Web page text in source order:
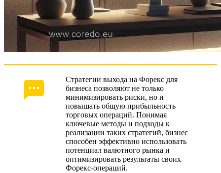
Стратегии выхода на Форекс для
бизнеса позволяют не только
минимизировать риски, но и
повышать общую прибыльность
торговых операций. Понимая
ключевые методы и подходы к
реализации таких стратегий, бизнес
способен эффективно использовать
потенциал валютного рынка и
оптимизировать результаты своих
Форекс-операций.